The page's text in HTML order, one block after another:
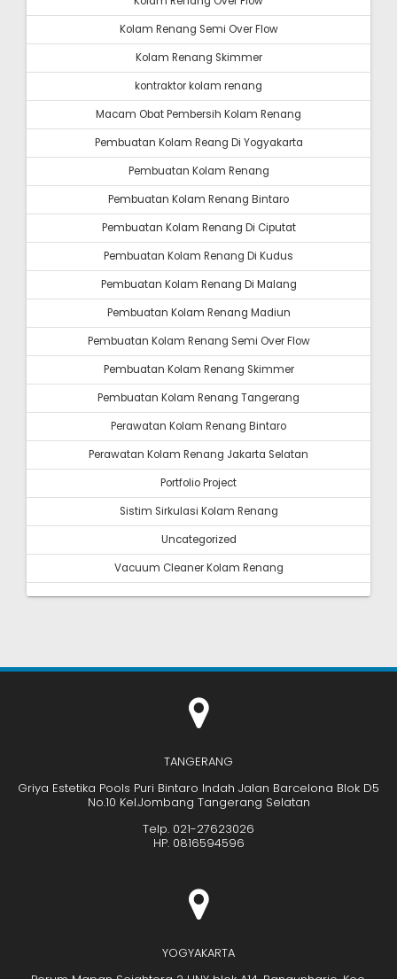
Kolam Renang Semi Over Flow
Kolam Renang Skimmer
kontraktor kolam renang
Macam Obat Pembersih Kolam Renang
Pembuatan Kolam Reang Di Yogyakarta
Pembuatan Kolam Renang
Pembuatan Kolam Renang Bintaro
Pembuatan Kolam Renang Di Ciputat
Pembuatan Kolam Renang Di Kudus
Pembuatan Kolam Renang Di Malang
Pembuatan Kolam Renang Madiun
Pembuatan Kolam Renang Semi Over Flow
Pembuatan Kolam Renang Skimmer
Pembuatan Kolam Renang Tangerang
Perawatan Kolam Renang Bintaro
Perawatan Kolam Renang Jakarta Selatan
Portfolio Project
Sistim Sirkulasi Kolam Renang
Uncategorized
Vacuum Cleaner Kolam Renang
TANGERANG
Griya Estetika Pools Puri Bintaro Indah Jalan Barcelona Blok D5
No.10 Kel.Jombang Tangerang Selatan
Telp. 021-27623026
HP. 0816594596
YOGYAKARTA